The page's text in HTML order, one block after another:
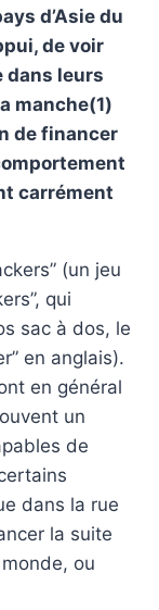
d’Asie du
de voir
dans leurs
manche(1)
de financer
carrément
(un jeu
qui
sac à dos, le
en anglais).
en général
un
de
dans la rue
la suite
ou